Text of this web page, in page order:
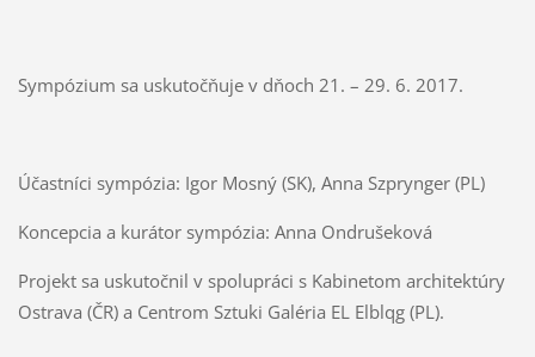
Sympózium sa uskutočňuje v dňoch 21. – 29. 6. 2017.
Účastníci sympózia: Igor Mosný (SK), Anna Szprynger (PL)
Koncepcia a kurátor sympózia: Anna Ondrušeková
Projekt sa uskutočnil v spolupráci s Kabinetom architektúry
Ostrava (ČR) a Centrom Sztuki Galéria EL Elblqg (PL).